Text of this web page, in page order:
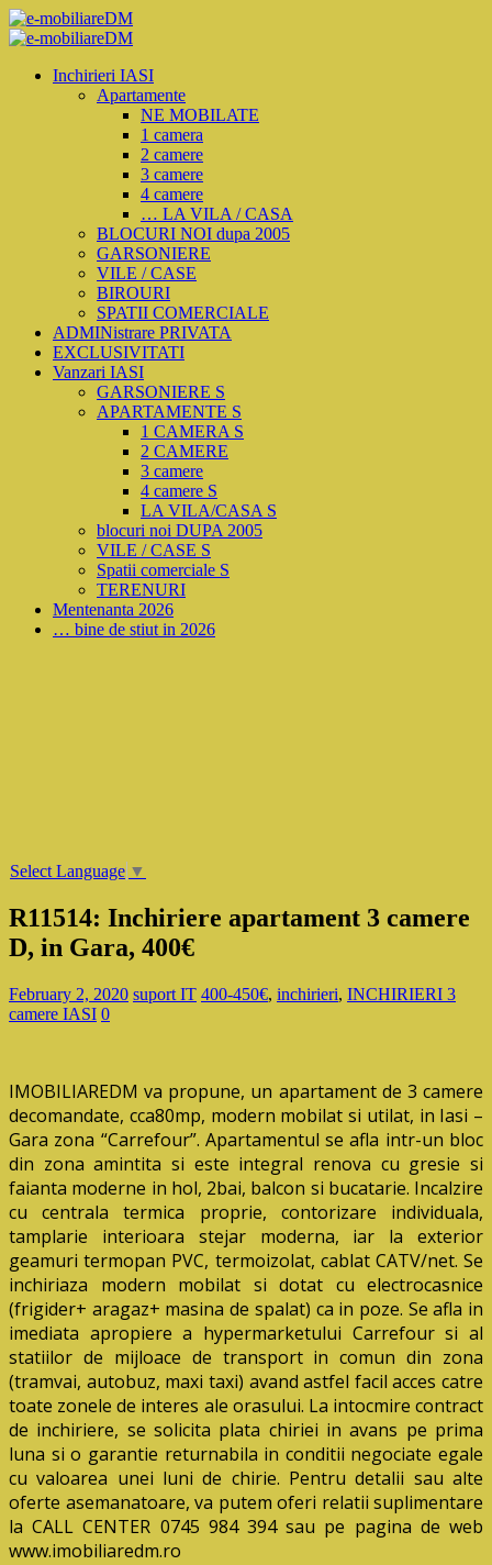
Inchirieri IASI
Apartamente
NE MOBILATE
1 camera
2 camere
3 camere
4 camere
… LA VILA / CASA
BLOCURI NOI dupa 2005
GARSONIERE
VILE / CASE
BIROURI
SPATII COMERCIALE
ADMINistrare PRIVATA
EXCLUSIVITATI
Vanzari IASI
GARSONIERE S
APARTAMENTE S
1 CAMERA S
2 CAMERE
3 camere
4 camere S
LA VILA/CASA S
blocuri noi DUPA 2005
VILE / CASE S
Spatii comerciale S
TERENURI
Mentenanta 2026
… bine de stiut in 2026
Select Language ▼
R11514: Inchiriere apartament 3 camere
D, in Gara, 400€
February 2, 2020 suport IT 400-450€, inchirieri, INCHIRIERI 3
camere IASI 0
IMOBILIAREDM va propune, un apartament de 3 camere
decomandate, cca80mp, modern mobilat si utilat, in Iasi –
Gara zona “Carrefour”. Apartamentul se afla intr-un bloc
din zona amintita si este integral renova cu gresie si
faianta moderne in hol, 2bai, balcon si bucatarie. Incalzire
cu centrala termica proprie, contorizare individuala,
tamplarie interioara stejar moderna, iar la exterior
geamuri termopan PVC, termoizolat, cablat CATV/net. Se
inchiriaza modern mobilat si dotat cu electrocasnice
(frigider+ aragaz+ masina de spalat) ca in poze. Se afla in
imediata apropiere a hypermarketului Carrefour si al
statiilor de mijloace de transport in comun din zona
(tramvai, autobuz, maxi taxi) avand astfel facil acces catre
toate zonele de interes ale orasului. La intocmire contract
de inchiriere, se solicita plata chiriei in avans pe prima
luna si o garantie returnabila in conditii negociate egale
cu valoarea unei luni de chirie. Pentru detalii sau alte
oferte asemanatoare, va putem oferi relatii suplimentare
la CALL CENTER 0745 984 394 sau pe pagina de web
www.imobiliaredm.ro